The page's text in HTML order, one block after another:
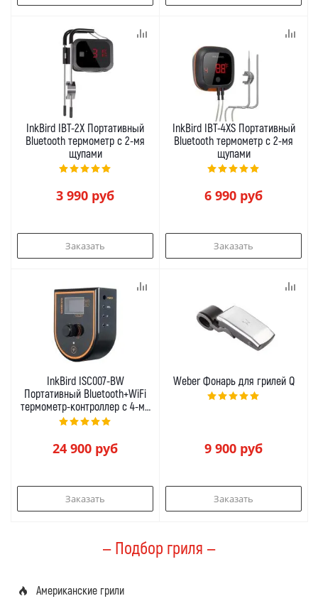
InkBird IBT-2X Портативный
Bluetooth термометр с 2-мя
щупами
3 990 руб
Заказать
InkBird IBT-4XS Портативный
Bluetooth термометр с 2-мя
щупами
6 990 руб
Заказать
InkBird ISC007-BW
Портативный Bluetooth+WiFi
термометр-контроллер с 4-мя
щупами
24 900 руб
Заказать
Weber Фонарь для грилей Q
9 900 руб
Заказать
— Подбор гриля —
Американские грили